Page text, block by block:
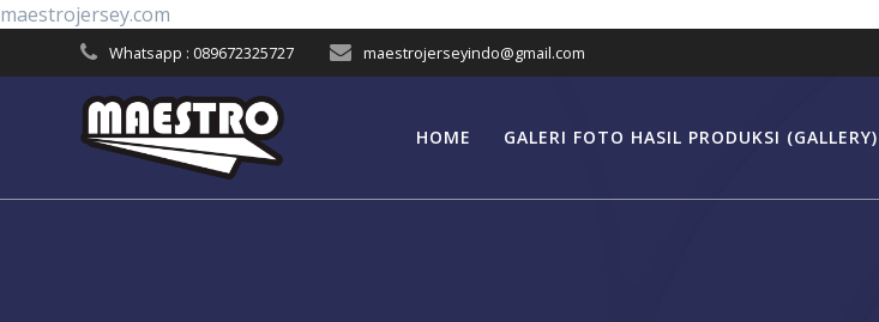
maestrojersey.com
content
Whatsapp : 089672325727 maestrojerseyindo@gmail.com
HOME GALERI FOTO HASIL PRODUKSI (GALLERY)